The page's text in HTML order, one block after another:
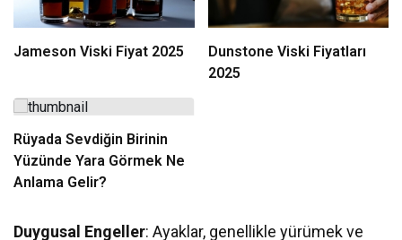
Jameson Viski Fiyat 2025
Dunstone Viski Fiyatları
2025
Rüyada Sevdiğin Birinin
Yüzünde Yara Görmek Ne
Anlama Gelir?
Duygusal Engeller: Ayaklar, genellikle yürümek ve